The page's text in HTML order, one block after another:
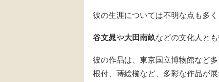
彼の生涯については不明な点も多
谷文晁や大田南畝などの文化人と
彼の作品は、東京国立博物館など
根付、蒔絵櫛など、多彩な作品が